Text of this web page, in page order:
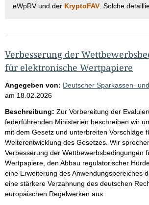
eWpRV und der KryptoFAV . Solche
Verbesserung der
für elektronische Wertpapiere
Angegeben von: Deutscher Sparkassen-
am 18.02.2026
Beschreibung: Zur Vorbereitung der
federführenden Ministerien beschreiben wir
mit dem Gesetz und unterbreiten Vorschläge
Weiterentwicklung des Gesetzes. Wir
Verbesserung der Wettbewerbsbedingungen
Wertpapiere, den Abbau regulatorischer
eine Erweiterung des Anwendungsbereiches
eine stärkere Verzahnung des deutschen
europäischen Regelwerken aus.